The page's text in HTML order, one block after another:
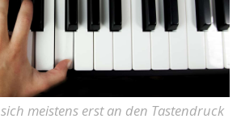
meistens erst an den Tastendruck